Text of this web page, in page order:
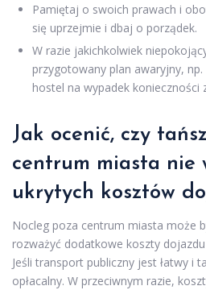
Pamiętaj o swoich prawach i
się uprzejmie i dbaj o porządek.
W razie jakichkolwiek
przygotowany plan awaryjny,
hostel na wypadek konieczności
Jak ocenić, czy
centrum miasta nie
ukrytych kosztów
Nocleg poza centrum miasta może
rozważyć dodatkowe koszty
Jeśli transport publiczny jest łatwy i
opłacalny. W przeciwnym razie,